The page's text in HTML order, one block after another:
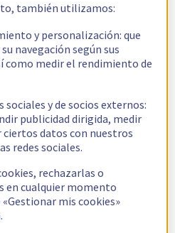
también utilizamos:
y personalización: que
navegación según sus
como medir el rendimiento de
sociales y de socios externos:
publicidad dirigida, medir
datos con nuestros
redes sociales.
rechazarlas o
en cualquier momento
mis cookies»